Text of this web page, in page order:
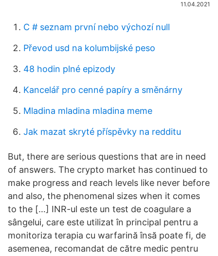
11.04.2021
C # seznam první nebo výchozí null
Převod usd na kolumbijské peso
48 hodin plné epizody
Kancelář pro cenné papíry a směnárny
Mladina mladina mladina meme
Jak mazat skryté příspěvky na redditu
But, there are serious questions that are in need
of answers. The crypto market has continued to
make progress and reach levels like never before
and also, the phenomenal sizes when it comes
to the […] INR-ul este un test de coagulare a
sângelui, care este utilizat în principal pentru a
monitoriza terapia cu warfarină însă poate fi, de
asemenea, recomandat de către medic pentru